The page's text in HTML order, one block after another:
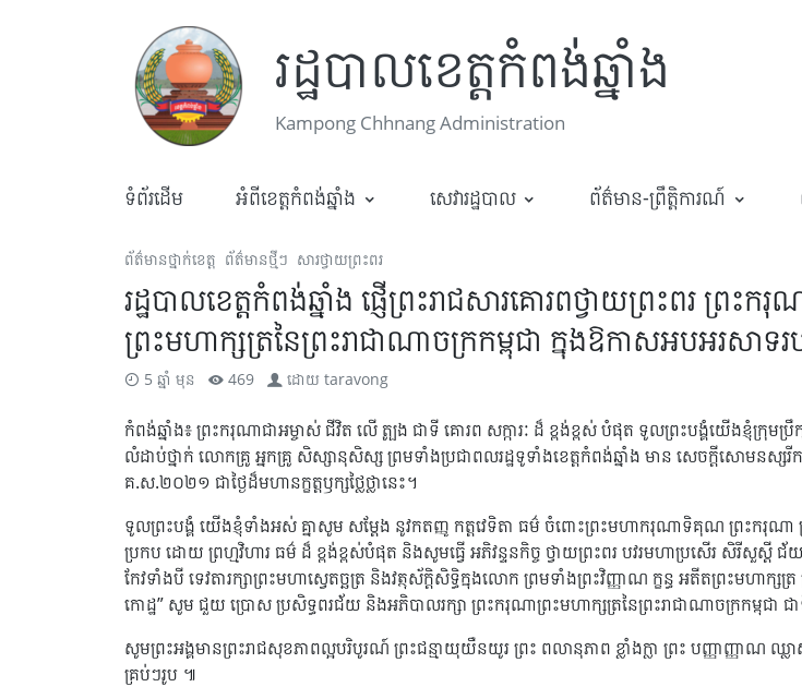
រដ្ឋបាលខេត្តកំពង់ឆ្នាំង
Kampong Chhnang Administration
ទំព័រដើម អំពីខេត្តកំពង់ឆ្នាំង សេវារដ្ឋបាល ព័ត៌មាន-ព្រឹត្តិការណ៍
ព័ត៌មានថ្នាក់ខេត្ត ព័ត៌មានថ្មីៗ សារថ្វាយព្រះពរ
រដ្ឋបាលខេត្តកំពង់ឆ្នាំង ផ្ញើព្រះរាជសារគោរពថ្វាយព្រះពរ ព្រ
ព្រះមហាក្សត្រនៃព្រះរាជាណាចក្រកម្ពុជា ក្នុងឱកាសអបអរសាទ
5 ឆ្នាំ មុន 469 ដោយ taravong
កំពង់ឆ្នាំង៖ ព្រះករុណាជាអម្ចាស់ ជីវិត លើ ត្បូង ជាទី គោរព សក្ការៈ ដ៏ ខ្ពង់ខ្ពស់ បំផុត ទូលព្រះបង្គំយើងខ្ញុំក្រុមប្
លំដាប់ថ្នាក់ លោកគ្រូ អ្នកគ្រូ សិស្សានុសិស្ស ព្រមទាំងប្រជាពលរដ្ឋទូទាំងខេត្តកំពង់ឆ្នាំង មាន សេចក្ដីសោមន
គ.ស.២០២១ ជាថ្ងៃដ៏មហានក្ខត្តឫក្សថ្លៃថ្លានេះ។
ទូលព្រះបង្គំ យើងខ្ញុំទាំងអស់ គ្នាសូម សម្ដែង នូវកតញ្ញូ កត្តវេទិតា ធម៌ ចំពោះព្រះមហាករុណាទិគុណ ព្រះករុណា
ប្រកប ដោយ ព្រហ្មវិហារ ធម៌ ដ៏ ខ្ពង់ខ្ពស់បំផុត និងសូមធ្វើ អភិវន្ទនកិច្ច ថ្វាយព្រះពរ បវរមហាប្រសើរ សិរី
កែវទាំងបី ទេវតារក្សាព្រះមហាស្វេតច្ឆត្រ និងវត្ថុស័ក្តិសិទ្ធិក្នុងលោក ព្រមទាំងព្រះវិញ្ញាណ ក្ខន្ធ អតីតព្រះមហាក្សត្
កោដ្ឋ” សូម ជួយ ប្រោស ប្រសិទ្ធពរជ័យ និងអភិបាលរក្សា ព្រះករុណាព្រះមហាក្សត្រនៃព្រះរាជាណាចក្រកម្ពុជា ជ
សូមព្រះអង្គមានព្រះរាជសុខភាពល្អបរិបូរណ៍ ព្រះជន្មាយុយឺនយូរ ព្រះ ពលានុភាព ខ្លាំងក្លា ព្រះ បញ្ញាញ្ញាណ ឈ្លាសវ
គ្រប់ៗរូប ៕